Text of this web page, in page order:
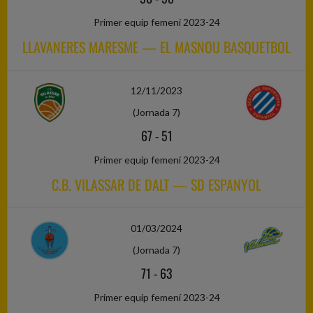
Primer equip femení 2023-24
LLAVANERES MARESME — EL MASNOU BASQUETBOL
12/11/2023
(Jornada 7)
67-51
Primer equip femení 2023-24
C.B. VILASSAR DE DALT — SD ESPANYOL
01/03/2024
(Jornada 7)
71 -63
Primer equip femení 2023-24